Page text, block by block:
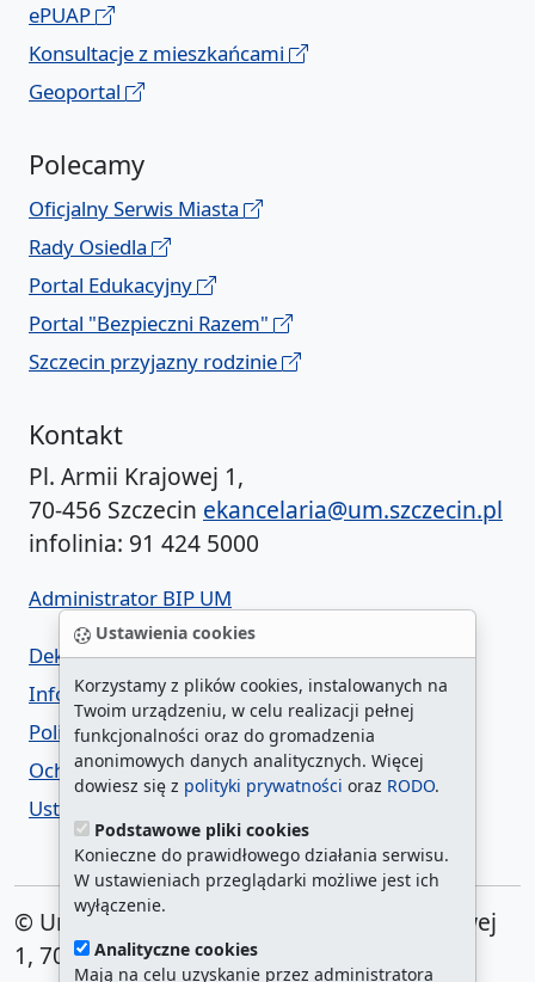
Ustawienia cookies
Korzystamy z plików cookies, instalowanych na
Twoim urządzeniu, w celu realizacji pełnej
funkcjonalności oraz do gromadzenia
anonimowych danych analitycznych. Więcej
dowiesz się z polityki prywatności oraz RODO.
Podstawowe pliki cookies
Konieczne do prawidłowego działania serwisu.
W ustawieniach przeglądarki możliwe jest ich
wyłączenie.
Analityczne cookies
Mają na celu uzyskanie przez administratora
ePUAP
Konsultacje z mieszkańcami
Geoportal
Polecamy
Oficjalny Serwis Miasta
Rady Osiedla
Portal Edukacyjny
Portal "Bezpieczni Razem"
Szczecin przyjazny rodzinie
Kontakt
Pl. Armii Krajowej 1,
70-456 Szczecin ekancelaria@um.szczecin.pl
infolinia: 91 424 5000
Administrator BIP UM
Deklaracja dostępności
Informacja o urzędzie w ETR
Polityka prywatności
Ochrona danych osobowych
Ustawienia cookies
© Urząd Miasta Szczecin. Plac Armii Krajowej
1, 70-456 Szczecin